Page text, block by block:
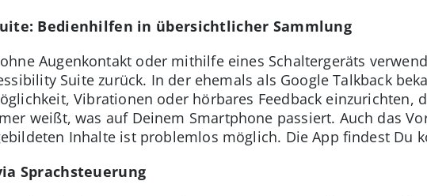
Bedienhilfen in übersichtlicher Sammlung
Augenkontakt oder mithilfe eines Schaltergeräts
Suite zurück. In der ehemals als Google Talkback
Vibrationen oder hörbares Feedback einzurichten,
weißt, was auf Deinem Smartphone passiert. Auch das
Inhalte ist problemlos möglich. Die App findest Du
Sprachsteuerung